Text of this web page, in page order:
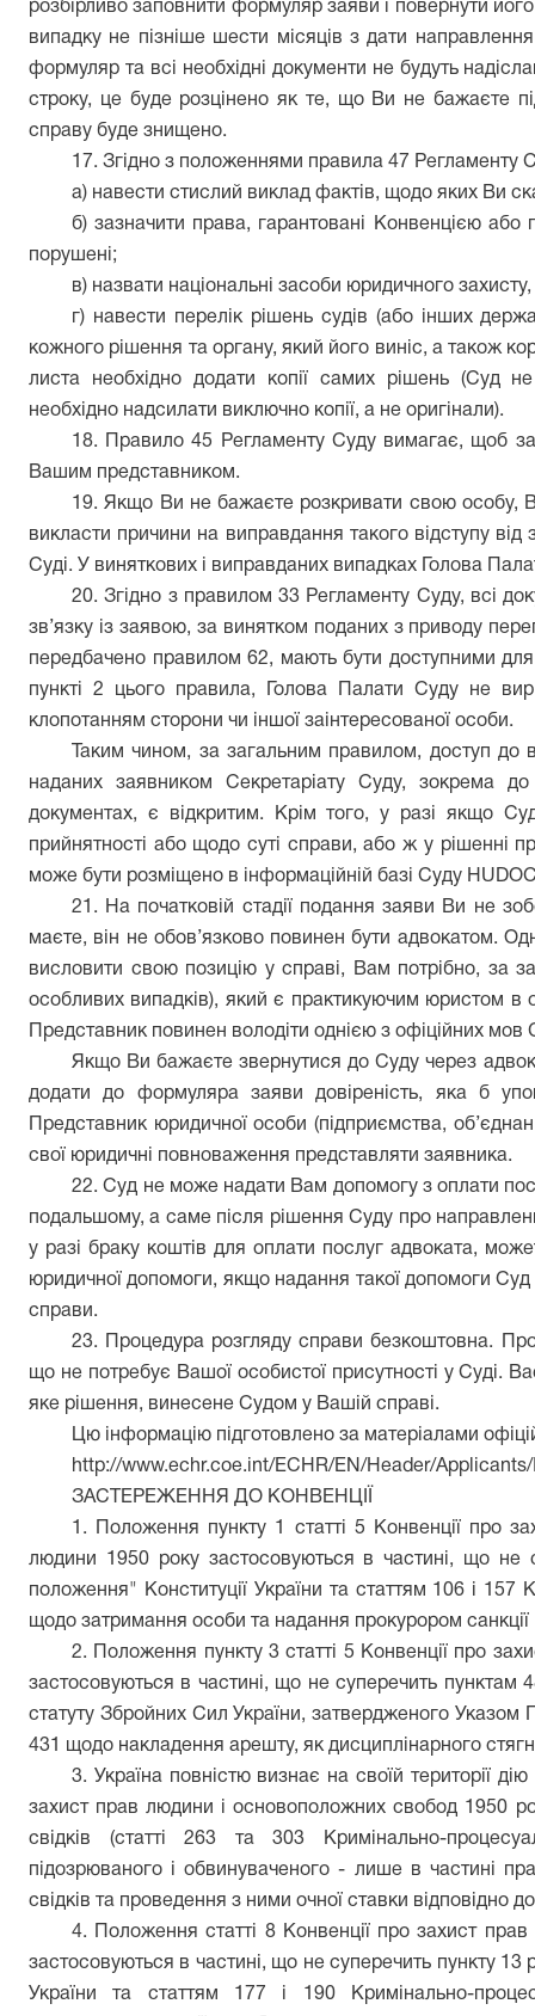
розбірливо заповнити формуляр заяви і повернути
випадку не пізніше шести місяців з дати
формуляр та всі необхідні документи не будуть
строку, це буде розцінено як те, що Ви не бажаєте
справу буде знищено.
17. Згідно з положеннями правила 47 Регламенту
а) навести стислий виклад фактів, щодо яких Ви
б) зазначити права, гарантовані Конвенцією
порушені;
в) назвати національні засоби юридичного
г) навести перелік рішень судів (або інших
кожного рішення та органу, який його виніс, а також
листа необхідно додати копії самих рішень (Суд
необхідно надсилати виключно копії, а не оригінали).
18. Правило 45 Регламенту Суду вимагає, щоб
Вашим представником.
19. Якщо Ви не бажаєте розкривати свою особу,
викласти причини на виправдання такого відступу
Суді. У виняткових і виправданих випадках Голова
20. Згідно з правилом 33 Регламенту Суду, всі
зв’язку із заявою, за винятком поданих з приводу
передбачено правилом 62, мають бути доступними
пункті 2 цього правила, Голова Палати Суду не
клопотанням сторони чи іншої заінтересованої особи.
Таким чином, за загальним правилом, доступ до
наданих заявником Секретаріату Суду, зокрема
документах, є відкритим. Крім того, у разі якщо
прийнятності або щодо суті справи, або ж у рішенні
може бути розміщено в інформаційній базі Суду
21. На початковій стадії подання заяви Ви не
маєте, він не обов’язково повинен бути адвокатом.
висловити свою позицію у справі, Вам потрібно, за
особливих випадків), який є практикуючим юристом в
Представник повинен володіти однією з офіційних
Якщо Ви бажаєте звернутися до Суду через
додати до формуляра заяви довіреність, яка б
Представник юридичної особи (підприємства,
свої юридичні повноваження представляти заявника.
22. Суд не може надати Вам допомогу з оплати
подальшому, а саме після рішення Суду про
у разі браку коштів для оплати послуг адвоката,
юридичної допомоги, якщо надання такої допомоги
справи.
23. Процедура розгляду справи безкоштовна.
що не потребує Вашої особистої присутності у Суді.
яке рішення, винесене Судом у Вашій справі.
Цю інформацію підготовлено за матеріалами
http://www.echr.coe.int/ECHR/EN/Header/
ЗАСТЕРЕЖЕННЯ ДО КОНВЕНЦІЇ
1. Положення пункту 1 статті 5 Конвенції про
людини 1950 року застосовуються в частині, що не
положення" Конституції України та статтям 106 і 157
щодо затримання особи та надання прокурором санкції
2. Положення пункту 3 статті 5 Конвенції про
застосовуються в частині, що не суперечить пунктам
статуту Збройних Сил України, затвердженого
431 щодо накладення арешту, як дисциплінарного
3. Україна повністю визнає на своїй території
захист прав людини і основоположних свобод 1950
свідків (статті 263 та 303 Кримінально-
підозрюваного і обвинуваченого - лише в частині
свідків та проведення з ними очної ставки відповідно
4. Положення статті 8 Конвенції про захист
застосовуються в частині, що не суперечить пункту 13
України та статтям 177 і 190 Кримінально-